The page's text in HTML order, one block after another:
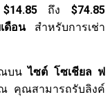
$14.85ถึง $74.85
ดือนสำหรับการเช่า
ณบนไซต์ โซเชียล ฟ
คุณสามารถรับลิงค์